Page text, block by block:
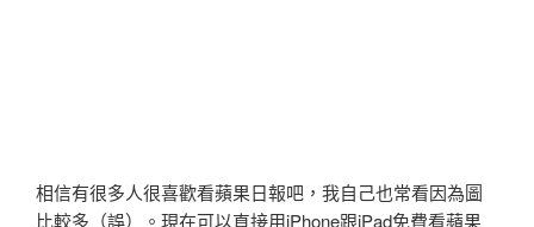
相信有很多人很喜歡看蘋果日報吧，我自己也常看因為圖
比較多（誤）。現在可以直接用iPhone跟iPad免費看蘋果